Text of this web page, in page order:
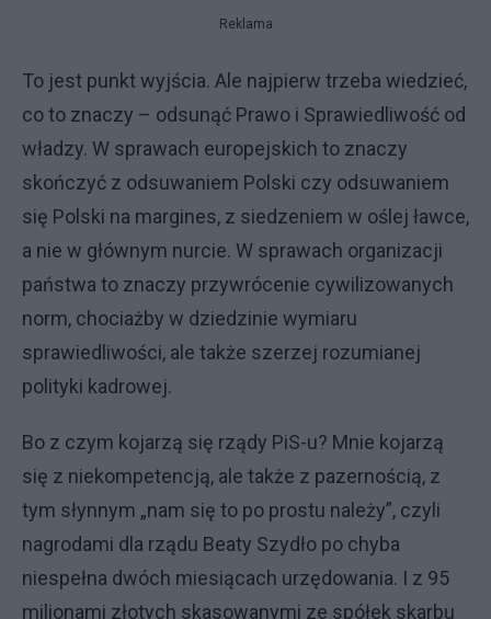
Reklama
To jest punkt wyjścia. Ale najpierw trzeba wiedzieć,
co to znaczy – odsunąć Prawo i Sprawiedliwość od
władzy. W sprawach europejskich to znaczy
skończyć z odsuwaniem Polski czy odsuwaniem
się Polski na margines, z siedzeniem w oślej ławce,
a nie w głównym nurcie. W sprawach organizacji
państwa to znaczy przywrócenie cywilizowanych
norm, chociażby w dziedzinie wymiaru
sprawiedliwości, ale także szerzej rozumianej
polityki kadrowej.
Bo z czym kojarzą się rządy PiS-u? Mnie kojarzą
się z niekompetencją, ale także z pazernością, z
tym słynnym „nam się to po prostu należy”, czyli
nagrodami dla rządu Beaty Szydło po chyba
niespełna dwóch miesiącach urzędowania. I z 95
milionami złotych skasowanymi ze spółek skarbu